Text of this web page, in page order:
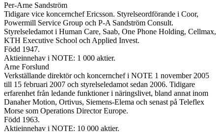
Per-Arne Sandström
Tidigare vice koncernchef Ericsson. Styrelseordförande i Coor,
Powermill Service Group och P-A Sandström Consult.
Styrelseledamot i Human Care, Saab, One Phone Holding, Cellmax,
KTH Executive School och Applied Invest.
Född 1947.
Aktieinnehav i NOTE: 1 000 aktier.
Arne Forslund
Verkställande direktör och koncernchef i NOTE 1 november 2005
till 15 februari 2007 och styrelseledamot sedan 2006. Tidigare
erfarenhet från ledande funktioner i näringslivet, bland annat inom
Danaher Motion, Ortivus, Siemens-Elema och senast på Teleflex
Morse som Operations Director Europe.
Född 1963.
Aktieinnehav i NOTE: 10 000 aktier.